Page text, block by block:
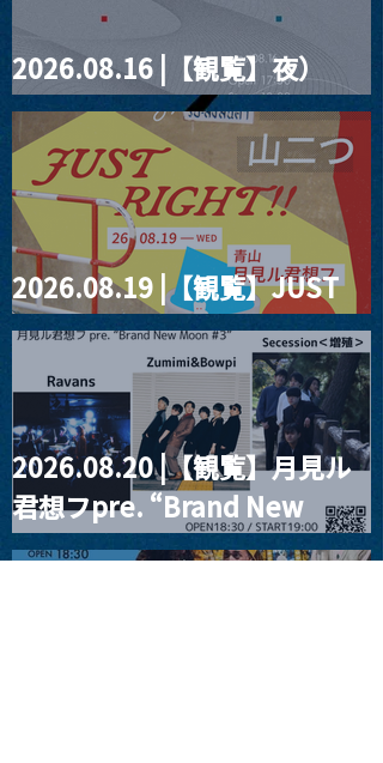
2026.08.16 |【観覧】夜）
four dots vol.2
2026.08.19 |【観覧】JUST
RIGHT!! vol.27
2026.08.20 |【観覧】月見ル
君想フpre. “Brand New
Moon #3”